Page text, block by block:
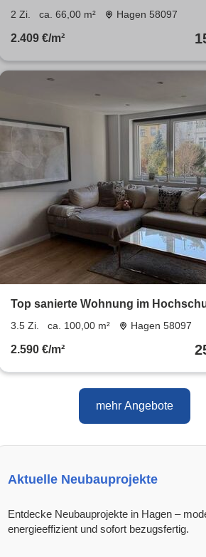
Terrasse und Stellplatz
2 Zi. ca. 66,00 m² Hagen 58097
2.409 €/m²
Top sanierte Wohnung im
*provisionsfrei*
3.5 Zi. ca. 100,00 m² Hagen 58097
2.590 €/m²
mehr Angebote
Aktuelle Neubauprojekte
Entdecke Neubauprojekte in Hagen –
energieeffizient und sofort bezugsfertig.